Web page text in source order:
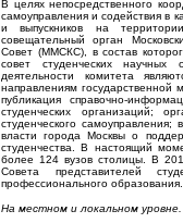
В целях непосредственного
самоуправления и содействия в
и выпускников на
совещательный орган
Совет (ММСКС), в состав
совет студенческих
деятельности комитета
направлениям государственной
публикация справочно-
студенческих организаций;
студенческого
власти города Москвы о
студенчества. В настоящий
более 124 вузов столицы. В
Совета представителей
профессионального образования.
На местном и локальном уровне.